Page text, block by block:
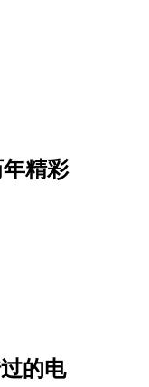
精彩
的电